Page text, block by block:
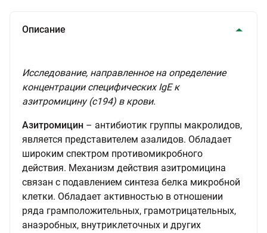
Описание
Исследование, направленное на определение
концентрации специфических IgE к
азитромицину (с194) в крови.
Азитромицин – антибиотик группы макролидов,
является представителем азалидов. Обладает
широким спектром противомикробного
действия. Механизм действия азитромицина
связан с подавлением синтеза белка микробной
клетки. Обладает активностью в отношении
ряда грамположительных, грамотрицательных,
анаэробных, внутриклеточных и других